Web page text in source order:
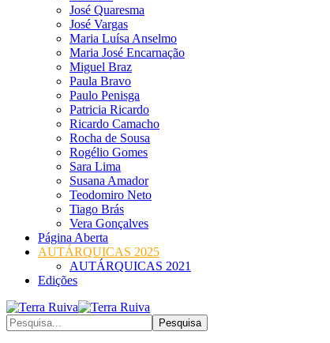
José Quaresma
José Vargas
Maria Luísa Anselmo
Maria José Encarnação
Miguel Braz
Paula Bravo
Paulo Penisga
Patricia Ricardo
Ricardo Camacho
Rocha de Sousa
Rogélio Gomes
Sara Lima
Susana Amador
Teodomiro Neto
Tiago Brás
Vera Gonçalves
Página Aberta
AUTÁRQUICAS 2025
AUTÁRQUICAS 2021
Edições